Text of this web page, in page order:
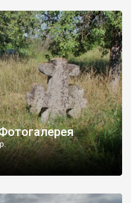
бо то улюблений
ціла колекція
відносно невелике, […]